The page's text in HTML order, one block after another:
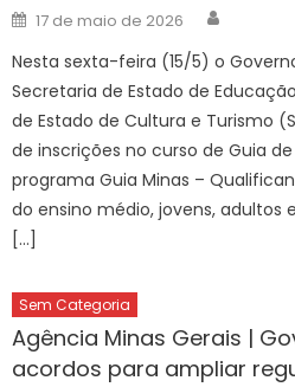
Posted
on
17 de maio de 2026
Nesta sexta-feira (15/5) o
Secretaria de Estado de
de Estado de Cultura e Turismo
de inscrições no curso de Guia
programa Guia Minas –
do ensino médio, jovens, adultos
[…]
Sem Categoria
Agência Minas Gerais |
acordos para ampliar